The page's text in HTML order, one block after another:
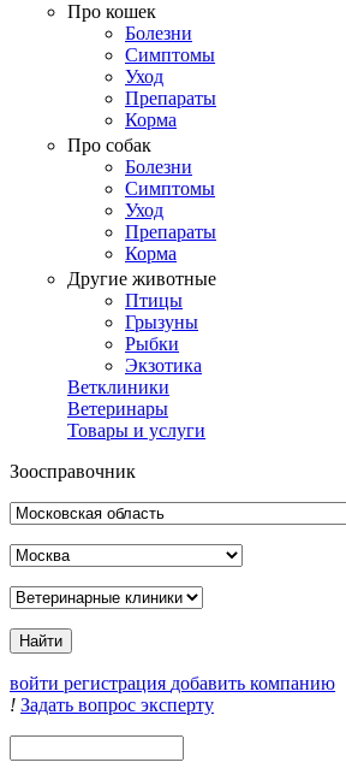
Про кошек
Болезни
Симптомы
Уход
Препараты
Корма
Про собак
Болезни
Симптомы
Уход
Препараты
Корма
Другие животные
Птицы
Грызуны
Рыбки
Экзотика
Ветклиники
Ветеринары
Товары и услуги
Зоосправочник
войти регистрация добавить компанию
! Задать вопрос эксперту